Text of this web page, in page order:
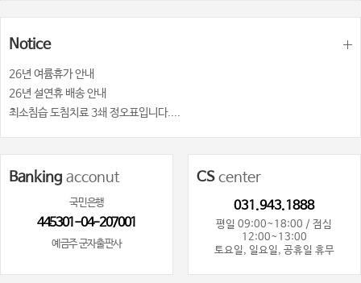
Notice
26년 여륨휴가 안내
26년 설연휴 배송 안내
최소침습 도침치료 3쇄 정오표입니다....
Banking acconut
국민은행
445301-04-207001
예금주 군자출판사
CScenter
031.943.1888
평일 09:00~18:00 / 점심
12:00~13:00
토요일, 일요일, 공휴일 휴무